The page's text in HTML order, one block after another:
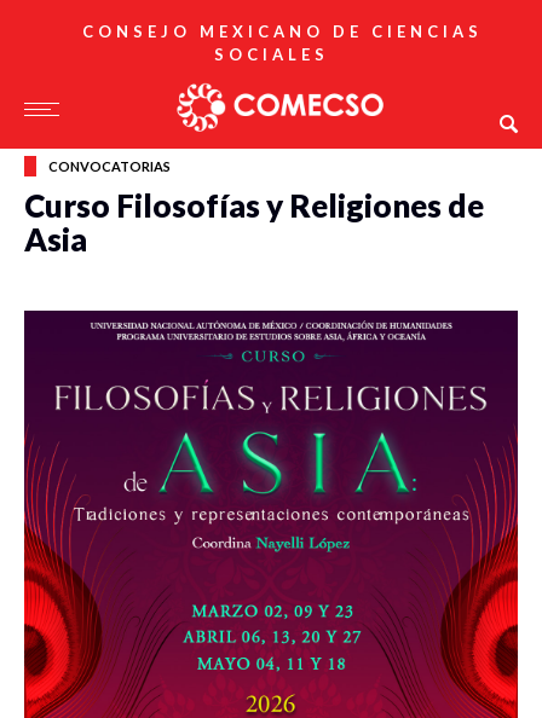
CONSEJO MEXICANO DE CIENCIAS
SOCIALES
CONVOCATORIAS
Curso Filosofías y Religiones de
Asia